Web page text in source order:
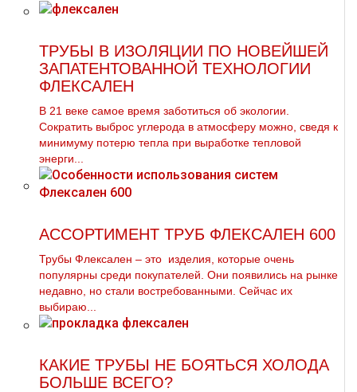
ТРУБЫ В ИЗОЛЯЦИИ ПО НОВЕЙШЕЙ
ЗАПАТЕНТОВАННОЙ ТЕХНОЛОГИИ
ФЛЕКСАЛЕН
В 21 веке самое время заботиться об экологии.
Сократить выброс углерода в атмосферу можно, сведя к
минимуму потерю тепла при выработке тепловой
энерги...
АССОРТИМЕНТ ТРУБ ФЛЕКСАЛЕН 600
Трубы Флексален – это изделия, которые очень
популярны среди покупателей. Они появились на рынке
недавно, но стали востребованными. Сейчас их
выбираю...
КАКИЕ ТРУБЫ НЕ БОЯТЬСЯ ХОЛОДА
БОЛЬШЕ ВСЕГО?